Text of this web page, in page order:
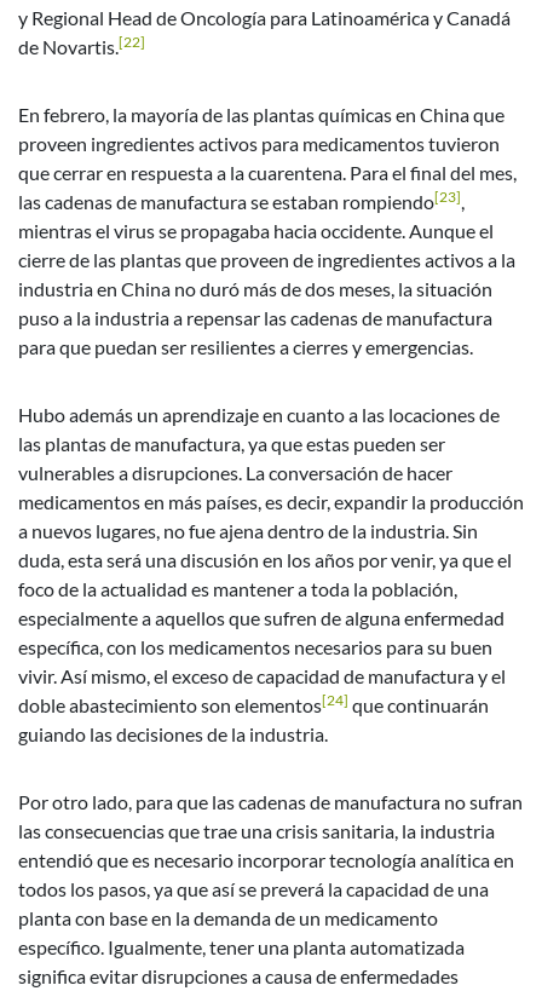
y Regional Head de Oncología para Latinoamérica y Canadá
de Novartis.[22]
En febrero, la mayoría de las plantas químicas en China que
proveen ingredientes activos para medicamentos tuvieron
que cerrar en respuesta a la cuarentena. Para el final del mes,
las cadenas de manufactura se estaban rompiendo[23],
mientras el virus se propagaba hacia occidente. Aunque el
cierre de las plantas que proveen de ingredientes activos a la
industria en China no duró más de dos meses, la situación
puso a la industria a repensar las cadenas de manufactura
para que puedan ser resilientes a cierres y emergencias.
Hubo además un aprendizaje en cuanto a las locaciones de
las plantas de manufactura, ya que estas pueden ser
vulnerables a disrupciones. La conversación de hacer
medicamentos en más países, es decir, expandir la producción
a nuevos lugares, no fue ajena dentro de la industria. Sin
duda, esta será una discusión en los años por venir, ya que el
foco de la actualidad es mantener a toda la población,
especialmente a aquellos que sufren de alguna enfermedad
específica, con los medicamentos necesarios para su buen
vivir. Así mismo, el exceso de capacidad de manufactura y el
doble abastecimiento son elementos[24] que continuarán
guiando las decisiones de la industria.
Por otro lado, para que las cadenas de manufactura no sufran
las consecuencias que trae una crisis sanitaria, la industria
entendió que es necesario incorporar tecnología analítica en
todos los pasos, ya que así se preverá la capacidad de una
planta con base en la demanda de un medicamento
específico. Igualmente, tener una planta automatizada
significa evitar disrupciones a causa de enfermedades